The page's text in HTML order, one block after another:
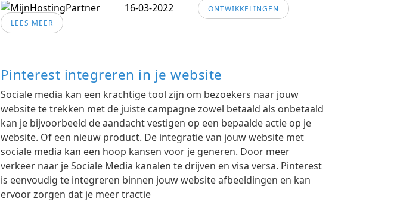
16-03-2022
ONTWIKKELINGEN
LEES MEER
Pinterest integreren in je website
Sociale media kan een krachtige tool zijn om bezoekers naar jouw
website te trekken met de juiste campagne zowel betaald als onbetaald
kan je bijvoorbeeld de aandacht vestigen op een bepaalde actie op je
website. Of een nieuw product. De integratie van jouw website met
sociale media kan een hoop kansen voor je generen. Door meer
verkeer naar je Sociale Media kanalen te drijven en visa versa. Pinterest
is eenvoudig te integreren binnen jouw website afbeeldingen en kan
ervoor zorgen dat je meer tractie